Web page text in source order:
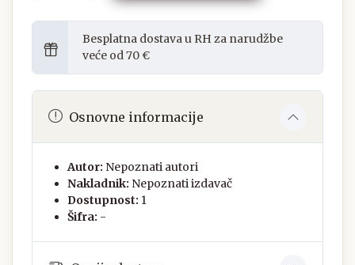
Besplatna dostava u RH za narudžbe
veće od 70 €
Osnovne informacije
Autor: Nepoznati autori
Nakladnik: Nepoznati izdavač
Dostupnost: 1
Šifra: -